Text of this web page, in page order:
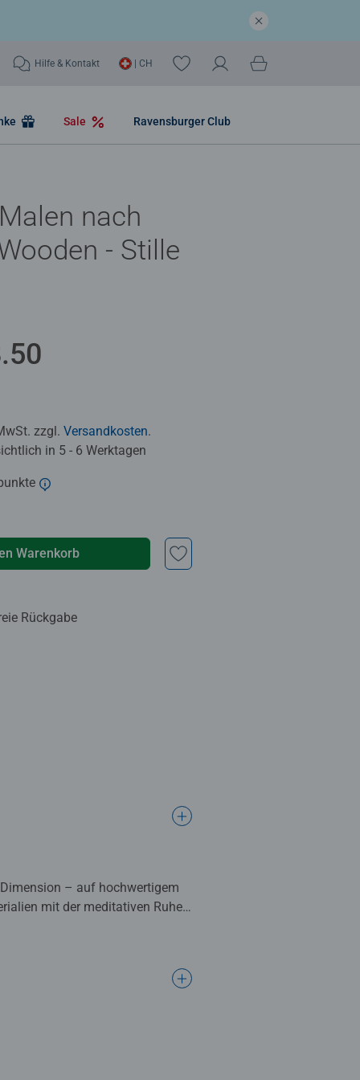
Hilfe & Kontakt | CH
Sale Ravensburger Club
nach
- Stille
zzgl. Versandkosten.
in 5 - 6 Werktagen
Warenkorb
Rückgabe
– auf hochwertigem
mit der meditativen Ruhe